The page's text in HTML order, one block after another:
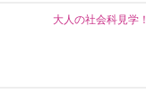
大人の社会科見学！